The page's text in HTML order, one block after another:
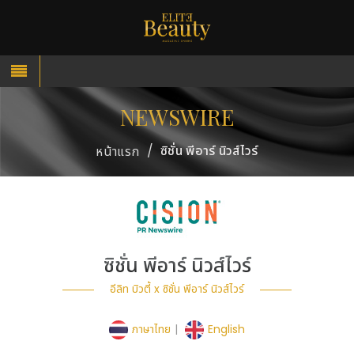
NEWSWIRE
หน้าแรก / ซิชั่น พีอาร์ นิวส์ไวร์
ซิชั่น พีอาร์ นิวส์ไวร์
อีลิท บิวตี้ x ซิชั่น พีอาร์ นิวส์ไวร์
ภาษาไทย | English